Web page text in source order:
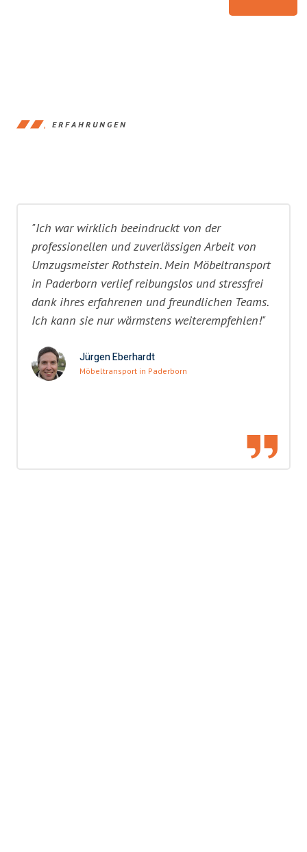
ERFAHRUNGEN
"Ich war wirklich beeindruckt von der
professionellen und zuverlässigen Arbeit von
Umzugsmeister Rothstein. Mein Möbeltransport
in Paderborn verlief reibungslos und stressfrei
dank ihres erfahrenen und freundlichen Teams.
Ich kann sie nur wärmstens weiterempfehlen!"
Jürgen Eberhardt
Möbeltransport in Paderborn